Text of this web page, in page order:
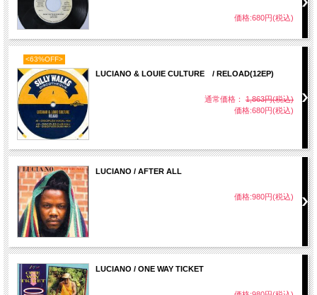
価格:680円(税込)
<63%OFF>
LUCIANO & LOUIE CULTURE / RELOAD(12EP)
通常価格： 1,863円(税込)
価格:680円(税込)
LUCIANO / AFTER ALL
価格:980円(税込)
LUCIANO / ONE WAY TICKET